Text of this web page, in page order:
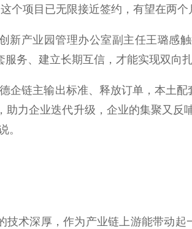
项目已无限接近签约，有望在两个
产业园管理办公室副主任王璐感
务、建立长期互信，才能实现双向
链主输出标准、释放订单，本土
力企业迭代升级，企业的集聚又反
。
术深厚，作为产业链上游能带动起